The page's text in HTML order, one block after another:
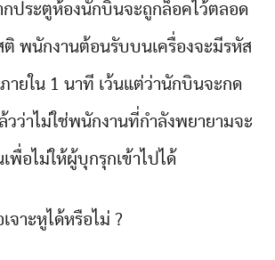
กประตูห้องนักบินจะถูกล็อคไว้ตลอด
ติ พนักงานต้อนรับบนเครื่องจะมีรหัส
ยใน 1 นาที เว้นแต่ว่านักบินจะกด
ว่าไม่ใช่พนักงานที่กำลังพยายามจะ
พื่อไม่ให้ผู้บุกรุกเข้าไปได้
จาะหูได้หรือไม่ ?